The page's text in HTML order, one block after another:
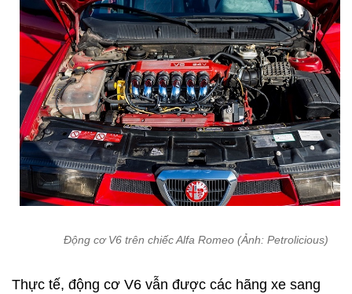
Động cơ V6 trên chiếc Alfa Romeo (Ảnh: Petrolicious)
Thực tế, động cơ V6 vẫn được các hãng xe sang